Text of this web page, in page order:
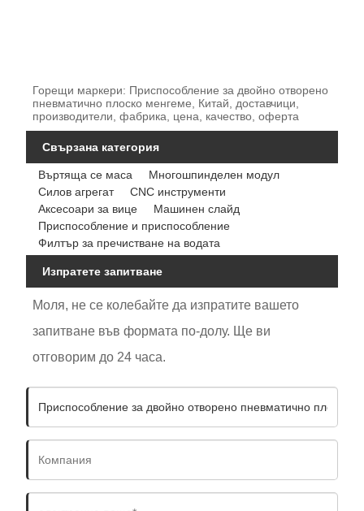
Горещи маркери: Приспособление за двойно отворено
пневматично плоско менгеме, Китай, доставчици,
производители, фабрика, цена, качество, оферта
Свързана категория
Въртяща се маса
Многошпинделен модул
Силов агрегат
CNC инструменти
Аксесоари за вице
Машинен слайд
Приспособление и приспособление
Филтър за пречистване на водата
Изпратете запитване
Моля, не се колебайте да изпратите вашето
запитване във формата по-долу. Ще ви
отговорим до 24 часа.